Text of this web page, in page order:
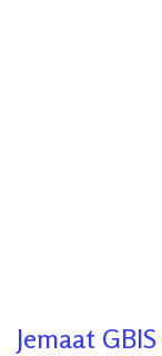
Jemaat